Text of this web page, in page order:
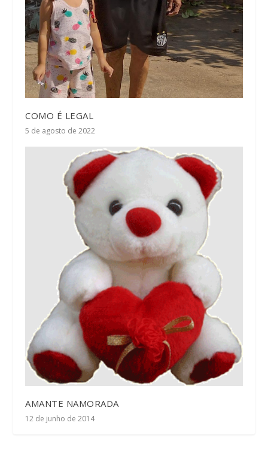
COMO É LEGAL
5 de agosto de 2022
AMANTE NAMORADA
12 de junho de 2014